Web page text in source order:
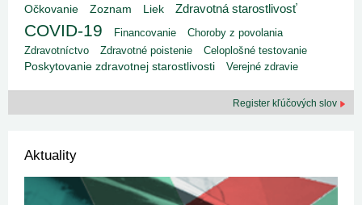
Očkovanie
Zoznam Liek Zdravotná starostlivosť
COVID-19 Financovanie
Choroby z povolania
Zdravotníctvo
Zdravotné poistenie Celoplošné testovanie
Poskytovanie zdravotnej starostlivosti Verejné zdravie
Register kľúčových slov
Aktuality